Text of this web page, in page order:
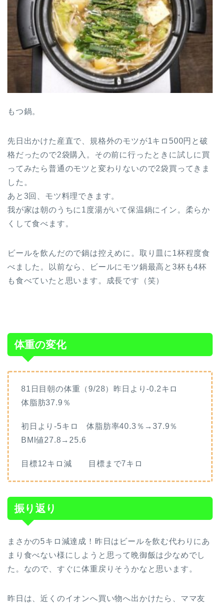
もつ鍋。
先日出かけた産直で、規格外のモツが1キロ500円と破
格だったので2袋購入。その前に行ったときに試しに買
ってみたら普通のモツと変わりないので2袋買ってきま
した。
あと3回、モツ料理できます。
我が家は朝のうちに1度湯がいて保温鍋にイン。柔らか
くして食べます。
ビールを飲んだので鍋は控えめに。取り皿に1杯程度食
べました。以前なら、ビールにモツ鍋最高と3杯も4杯
も食べていたと思います。成長です（笑）
体重の変化
81日目朝の体重（9/28）昨日より-0.2キロ
体脂肪37.9％
初日より-5キロ 体脂肪率40.3％→37.9％
BMI値27.8→25.6
目標12キロ減 目標まで7キロ
振り返り
まさかの5キロ減達成！昨日はビールを飲む代わりにあ
まり食べない様にしようと思って晩御飯は少なめでし
た。なので、すぐに体重戻りそうかなと思います。
昨日は、近くのイオンへ買い物へ出かけたら、ママ友